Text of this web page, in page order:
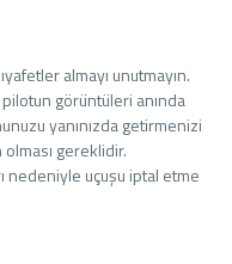
almayı unutmayın.
pilotun görüntüleri anında
yanınızda getirmenizi
gereklidir.
nedeniyle uçuşu iptal etme